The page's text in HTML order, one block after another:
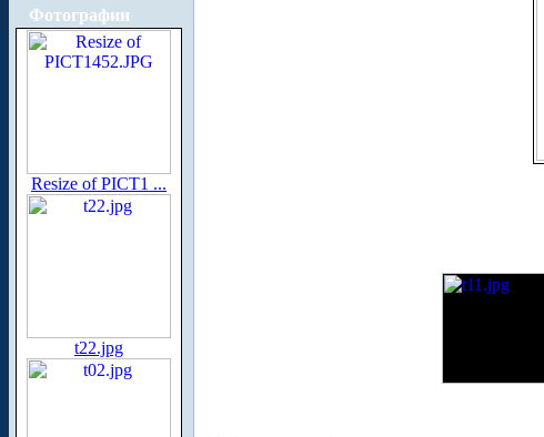
Фотографии
Resize of PICT1 ...
t22.jpg